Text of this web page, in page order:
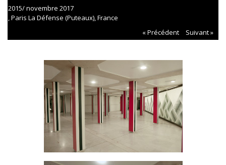
2015/ novembre 2017
, Paris La Défense (Puteaux), France
« Précédent
Suivant »